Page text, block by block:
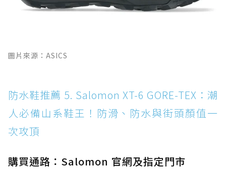
圖片來源：ASICS
防水鞋推薦 5. Salomon XT-6 GORE-TEX：潮
人必備山系鞋王！防滑、防水與街頭顏值一
次攻頂
購買通路：Salomon 官網及指定門市